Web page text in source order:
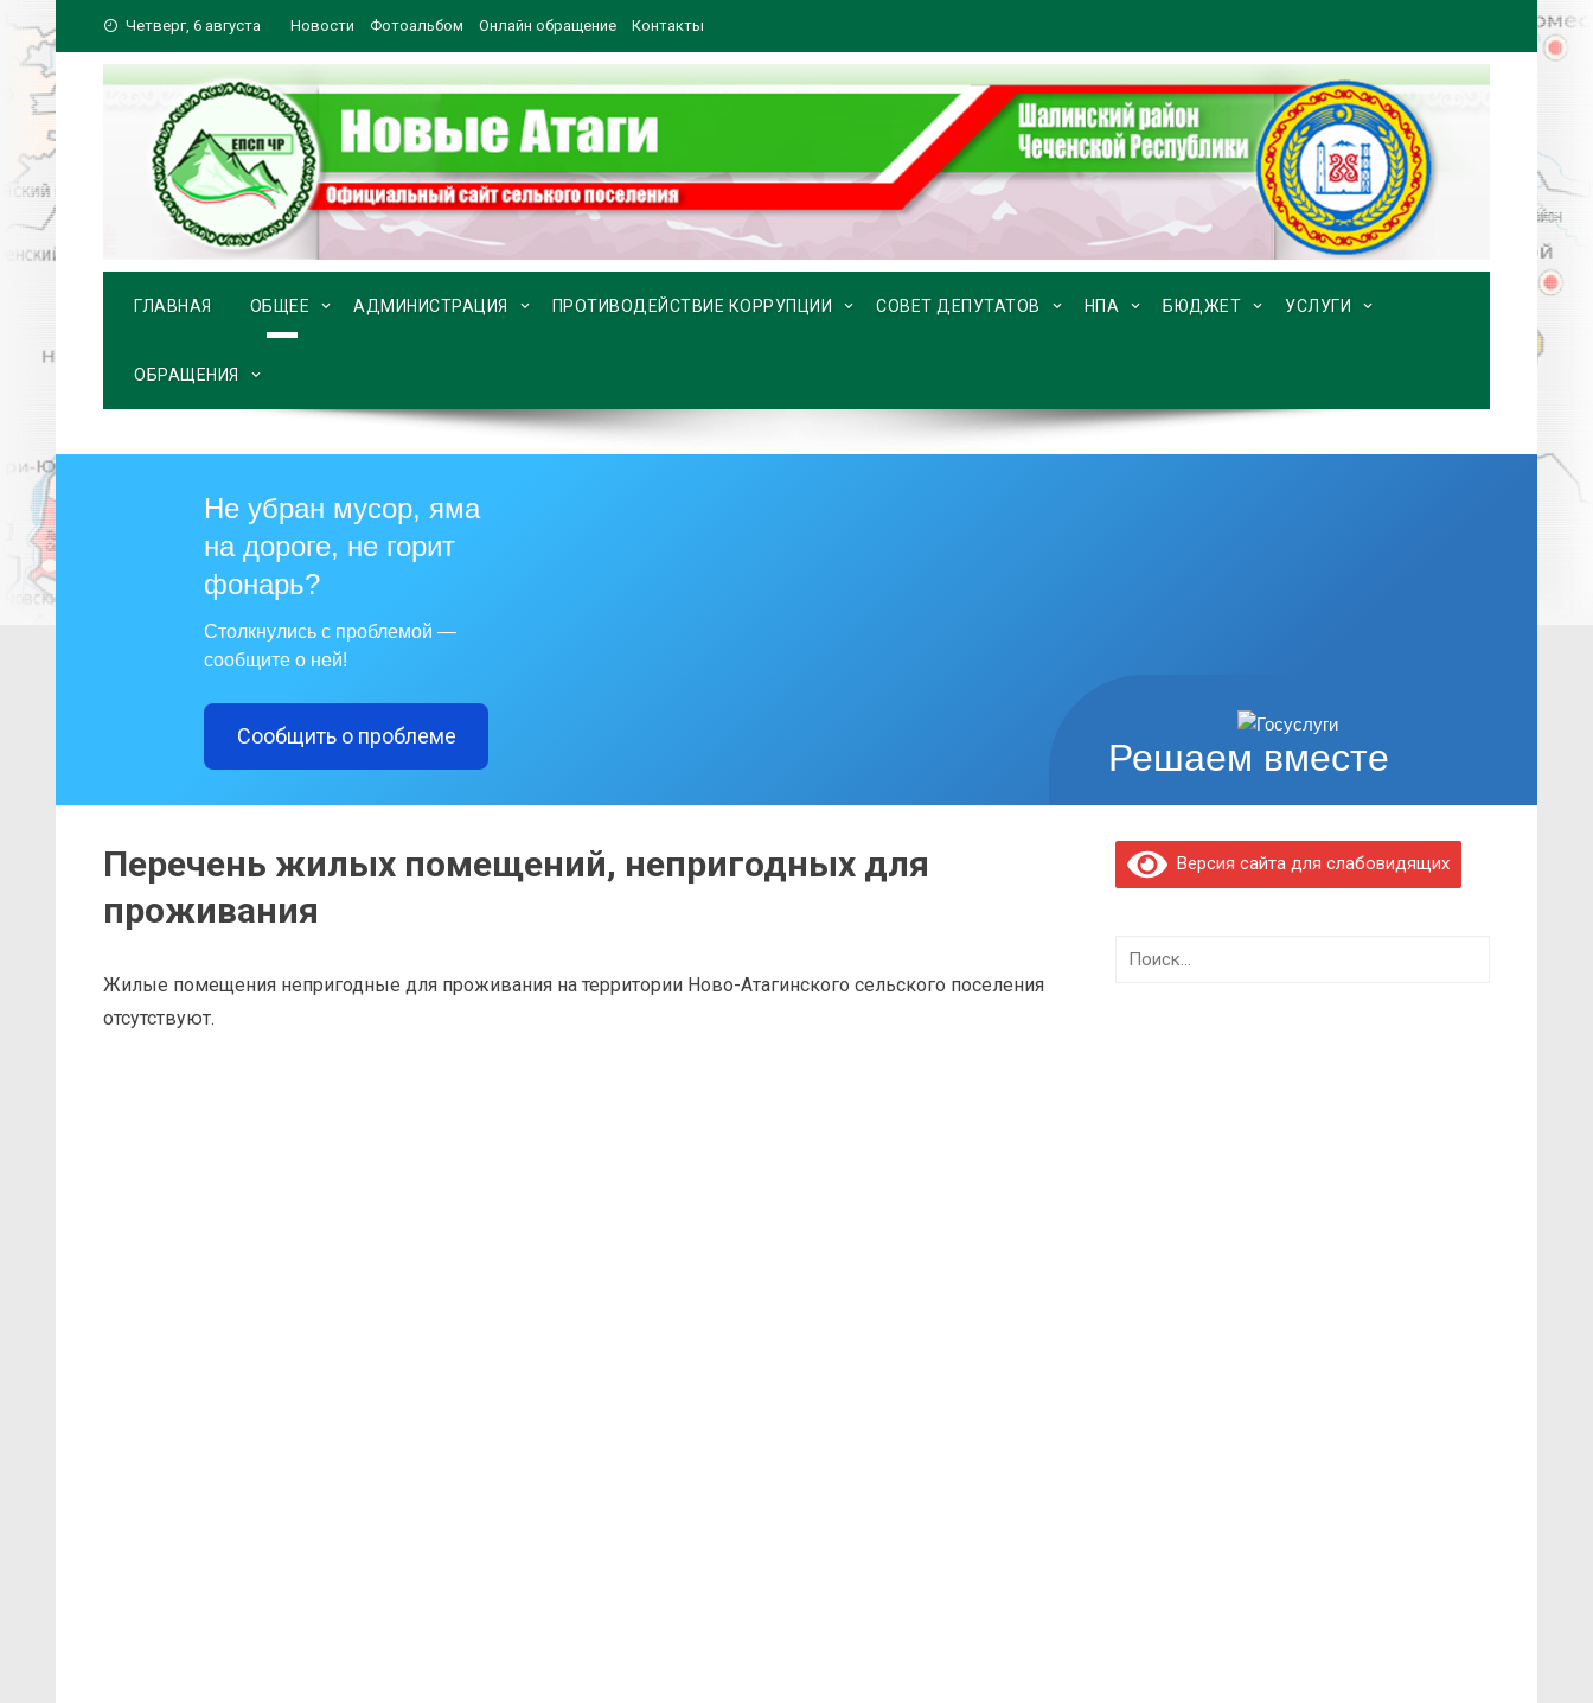
к
содержимому
Четверг, 6 августа Новости Фотоальбом Онлайн обращение Контакты
ГЛАВНАЯ ОБЩЕЕ АДМИНИСТРАЦИЯ ПРОТИВОДЕЙСТВИЕ КОРРУПЦИИ СОВЕТ ДЕПУТАТОВ НПА БЮДЖЕТ УСЛУГИ
ОБРАЩЕНИЯ
Решаем вместе
Не убран мусор, яма
на дороге, не горит
фонарь?
Столкнулись с проблемой —
сообщите о ней!
Сообщить о проблеме
Перечень жилых помещений, непригодных для
проживания
Жилые помещения непригодные для проживания на территории Ново-Атагинского сельского поселения
отсутствуют.
Версия сайта для слабовидящих
Найти: